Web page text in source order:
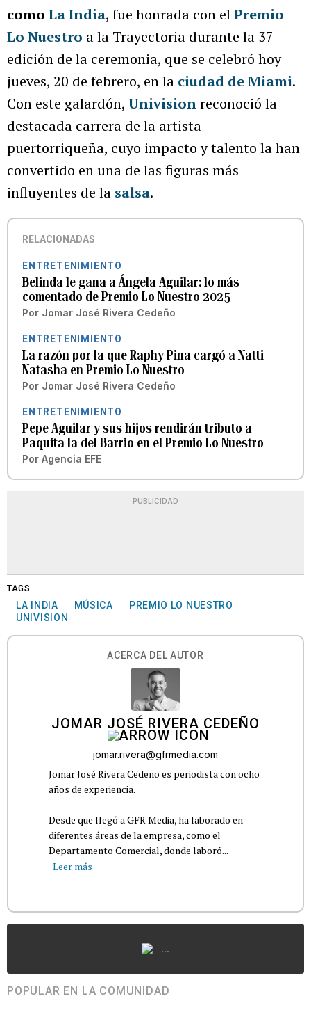
como La India, fue honrada con elPremio
Lo Nuestro a la Trayectoria durante la 37
edición de la ceremonia, que se celebró hoy
jueves, 20 de febrero, en la ciudad de Miami.
Con este galardón, Univisionreconoció la
destacada carrera de la artista
puertorriqueña, cuyo impacto y talento la han
convertido en una de las figuras más
influyentes de la salsa.
RELACIONADAS
ENTRETENIMIENTO
Belinda le gana a Ángela Aguilar: lo más
comentado de Premio Lo Nuestro 2025
Por Jomar José Rivera Cedeño
ENTRETENIMIENTO
La razón por la que Raphy Pina cargó a Natti
Natasha en Premio Lo Nuestro
Por Jomar José Rivera Cedeño
ENTRETENIMIENTO
Pepe Aguilar y sus hijos rendirán tributo a
Paquita la del Barrio en el Premio Lo Nuestro
Por Agencia EFE
PUBLICIDAD
TAGS
LA INDIA MÚSICA
PREMIO LO NUESTRO
UNIVISION
ACERCA DEL AUTOR
JOMAR JOSÉ RIVERA CEDEÑO
jomar.rivera@gfrmedia.com
Jomar José Rivera Cedeño es periodista con ocho
años de experiencia.
Desde que llegó a GFR Media, ha laborado en
diferentes áreas de la empresa, como el
Departamento Comercial, donde laboró...
Leer más
...
POPULAR EN LA COMUNIDAD